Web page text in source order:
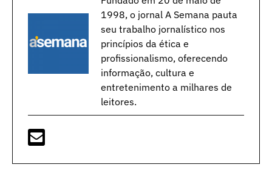
1998, o jornal A Semana pauta
seu trabalho jornalístico nos
princípios da ética e
profissionalismo, oferecendo
informação, cultura e
entretenimento a milhares de
leitores.